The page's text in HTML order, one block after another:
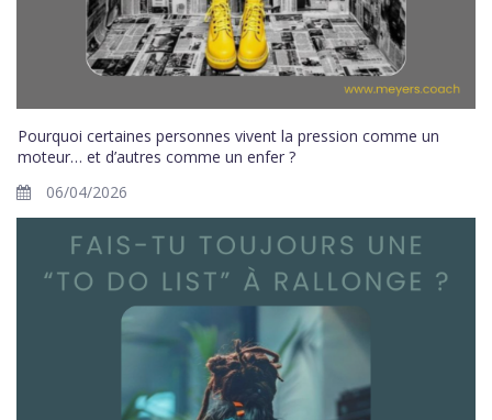
Pourquoi certaines personnes vivent la pression comme un
moteur… et d’autres comme un enfer ?
06/04/2026